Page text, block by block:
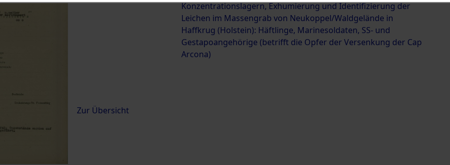
Konzentrationslagern, Exhumierung und Identifizierung der
Leichen im Massengrab von Neukoppel/Waldgelände in
Haffkrug (Holstein): Häftlinge, Marinesoldaten, SS- und
Gestapoangehörige (betrifft die Opfer der Versenkung der Cap
Arcona)
Zur Übersicht